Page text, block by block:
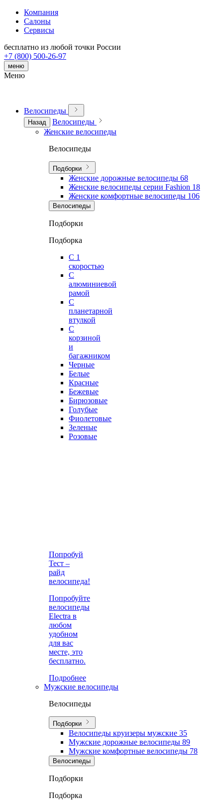
Компания
Салоны
Сервисы
бесплатно из любой точки России
+7 (800) 500-26-97
меню
Меню
Велосипеды
Назад
Велосипеды
Женские велосипеды
Велосипеды
Подборки
Женские дорожные велосипеды 68
Женские велосипеды серии Fashion 18
Женские комфортные велосипеды 106
Велосипеды
Подборки
Подборка
С 1
скоростью
С
алюминиевой
рамой
С
планетарной
втулкой
С
корзиной
и
багажником
Черные
Белые
Красные
Бежевые
Бирюзовые
Голубые
Фиолетовые
Зеленые
Розовые
Попробуй
Тест –
райд
велосипеда!
Попробуйте
велосипеды
Electra в
любом
удобном
для вас
месте, это
бесплатно.
Подробнее
Мужские велосипеды
Велосипеды
Подборки
Велосипеды круизеры мужские 35
Мужские дорожные велосипеды 89
Мужские комфортные велосипеды 78
Велосипеды
Подборки
Подборка